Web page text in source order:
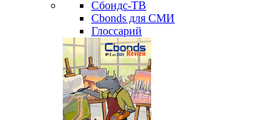
Сбондс-ТВ
Cbonds для СМИ
Глоссарий